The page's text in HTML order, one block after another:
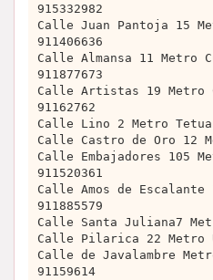
915332982
Calle Juan Pantoja 15
911406636
Calle Almansa 11 Metro
911877673
Calle Artistas 19 Metro
91162762
Calle Lino 2 Metro
Calle Castro de Oro 12
Calle Embajadores 105
911520361
Calle Amos de Escalante
911885579
Calle Santa Juliana7
Calle Pilarica 22 Metro
Calle de Javalambre
91159614